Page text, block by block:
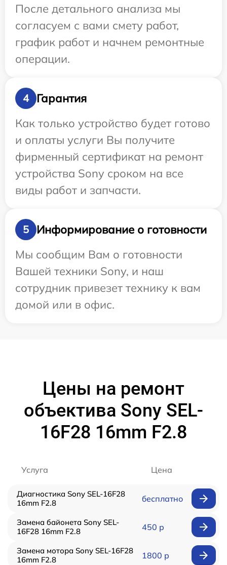
После детального анализа мы
согласуем с вами смету работ,
график работ и начнем ремонтные
операции.
4
Гарантия
Как только устройство будет готово
и оплаты услуги Вы получите
фирменный сертификат на ремонт
устройства Sony сроком на все
виды работ и запчасти.
5
Информирование о готовности
Мы сообщим Вам о готовности
Вашей техники Sony, и наш
сотрудник привезет технику к вам
домой или в офис.
Цены на ремонт
объектива Sony SEL-
16F28 16mm F2.8
Услуга Цена
Диагностика Sony SEL-16F28
16mm F2.8
бесплатно
Замена байонета Sony SEL-
16F28 16mm F2.8
450 р
Замена мотора Sony SEL-16F28
16mm F2.8
1800 р